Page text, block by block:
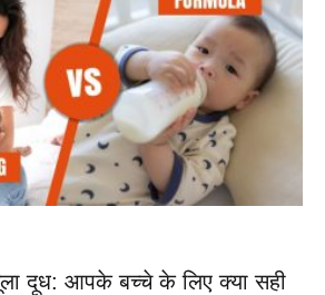
दूध: आपके बच्चे के लिए क्या सही